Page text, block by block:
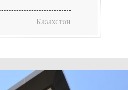
Казахстан